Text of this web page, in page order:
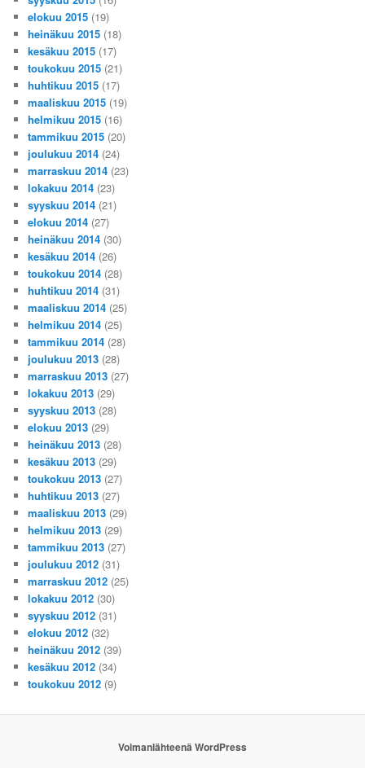
elokuu 2015 (19)
heinäkuu 2015 (18)
kesäkuu 2015 (17)
toukokuu 2015 (21)
huhtikuu 2015 (17)
maaliskuu 2015 (19)
helmikuu 2015 (16)
tammikuu 2015 (20)
joulukuu 2014 (24)
marraskuu 2014 (23)
lokakuu 2014 (23)
syyskuu 2014 (21)
elokuu 2014 (27)
heinäkuu 2014 (30)
kesäkuu 2014 (26)
toukokuu 2014 (28)
huhtikuu 2014 (31)
maaliskuu 2014 (25)
helmikuu 2014 (25)
tammikuu 2014 (28)
joulukuu 2013 (28)
marraskuu 2013 (27)
lokakuu 2013 (29)
syyskuu 2013 (28)
elokuu 2013 (29)
heinäkuu 2013 (28)
kesäkuu 2013 (29)
toukokuu 2013 (27)
huhtikuu 2013 (27)
maaliskuu 2013 (29)
helmikuu 2013 (29)
tammikuu 2013 (27)
joulukuu 2012 (31)
marraskuu 2012 (25)
lokakuu 2012 (30)
syyskuu 2012 (31)
elokuu 2012 (32)
heinäkuu 2012 (39)
kesäkuu 2012 (34)
toukokuu 2012 (9)
Voimanlähteenä WordPress